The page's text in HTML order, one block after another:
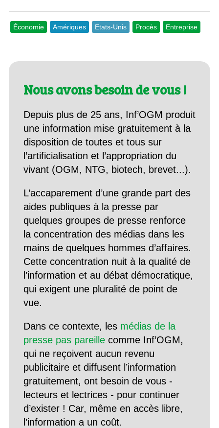
Économie Amériques Etats-Unis Procès Entreprise
Nous avons besoin de vous !
Depuis plus de 25 ans, Inf’OGM produit
une information mise gratuitement à la
disposition de toutes et tous sur
l’artificialisation et l’appropriation du
vivant (OGM, NTG, biotech, brevet...).
L’accaparement d’une grande part des
aides publiques à la presse par
quelques groupes de presse renforce
la concentration des médias dans les
mains de quelques hommes d’affaires.
Cette concentration nuit à la qualité de
l’information et au débat démocratique,
qui exigent une pluralité de point de
vue.
Dans ce contexte, les médias de la
presse pas pareillecomme Inf’OGM,
qui ne reçoivent aucun revenu
publicitaire et diffusent l’information
gratuitement, ont besoin de vous -
lecteurs et lectrices - pour continuer
d’exister ! Car, même en accès libre,
l’information a un coût.